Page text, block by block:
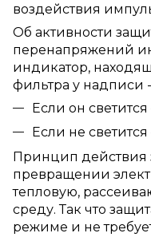
воздействия
Об активности
перенапряжений
индикатор,
фильтра у надписи
Если он
Если не
Принцип действия
превращении
тепловую,
среду. Так что
режиме и не